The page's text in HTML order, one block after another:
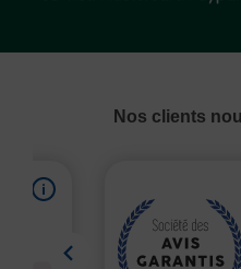
Nos clients